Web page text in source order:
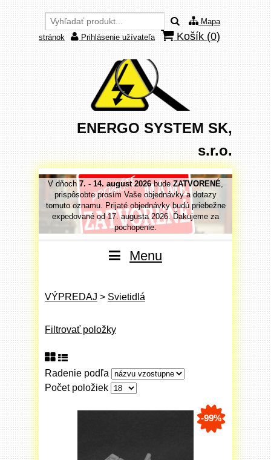
Mapa
stránok
Prihlásenie užívateľa Košík (0)
ENERGO SYSTEM SK,
s.r.o.
,
za
V dňoch 7. - 14. august 2026bude ZATVORENÉ,
prispôsobte prosím Vaše objednávky a dotazy
tomuto oznamu. Prijaté objednávky budú priebežne
expedované od 17. augusta 2026. Ďakujeme za
pochopenie.
V
tomuto
Menu
VÝPREDAJ > Svietidlá
Filtrovať položky
Radenie podľa
Počet položiek
-99%